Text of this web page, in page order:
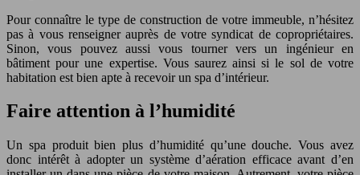
Pour connaître le type de construction de votre immeuble, n’hésitez
pas à vous renseigner auprès de votre syndicat de copropriétaires.
Sinon, vous pouvez aussi vous tourner vers un ingénieur en
bâtiment pour une expertise. Vous saurez ainsi si le sol de votre
habitation est bien apte à recevoir un spa d’intérieur.
Faire attention à l’humidité
Un spa produit bien plus d’humidité qu’une douche. Vous avez
donc intérêt à adopter un système d’aération efficace avant d’en